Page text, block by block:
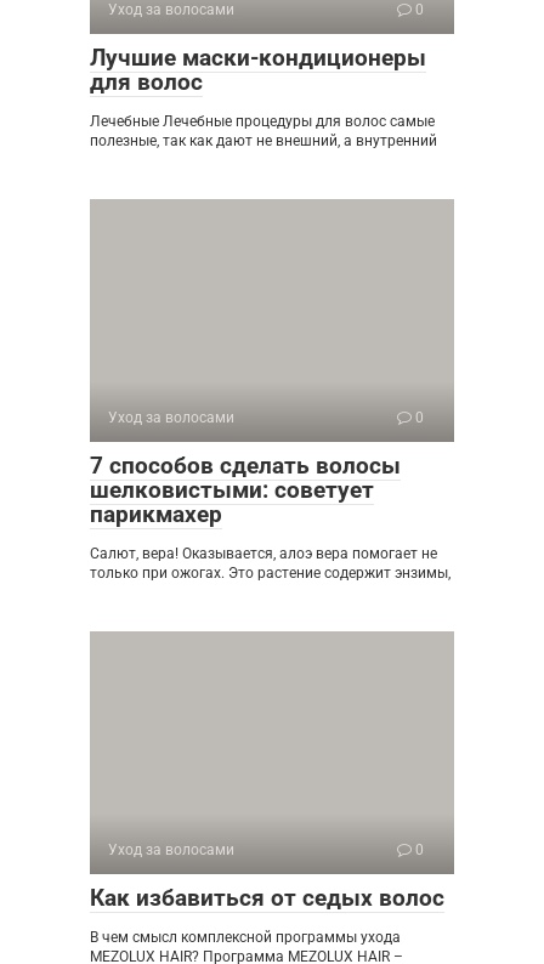
Уход за волосами 0
Лучшие маски-кондиционеры
для волос
Лечебные Лечебные процедуры для волос самые
полезные, так как дают не внешний, а внутренний
Уход за волосами 0
7 способов сделать волосы
шелковистыми: советует
парикмахер
Салют, вера! Оказывается, алоэ вера помогает не
только при ожогах. Это растение содержит энзимы,
Уход за волосами 0
Как избавиться от седых волос
В чем смысл комплексной программы ухода
MEZOLUX HAIR? Программа MEZOLUX HAIR –